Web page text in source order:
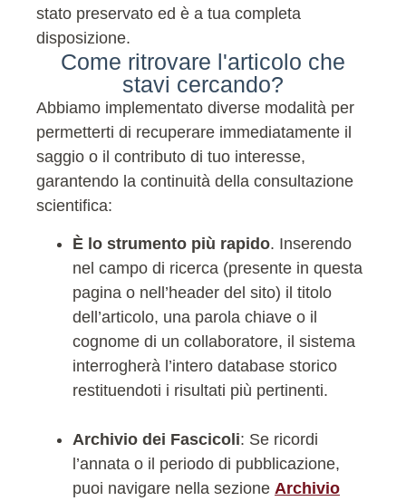
stato preservato ed è a tua completa
disposizione.
Come ritrovare l'articolo che
stavi cercando?
Abbiamo implementato diverse modalità per
permetterti di recuperare immediatamente il
saggio o il contributo di tuo interesse,
garantendo la continuità della consultazione
scientifica:
È lo strumento più rapido. Inserendo
nel campo di ricerca (presente in questa
pagina o nell’header del sito) il titolo
dell’articolo, una parola chiave o il
cognome di un collaboratore, il sistema
interrogherà l’intero database storico
restituendoti i risultati più pertinenti.
Archivio dei Fascicoli: Se ricordi
l’annata o il periodo di pubblicazione,
puoi navigare nella sezione Archivio